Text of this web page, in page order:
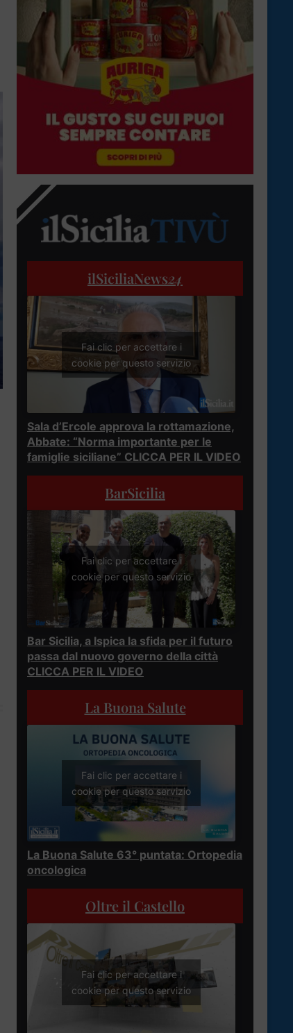
ilSiciliaNews24
Fai clic per accettare i
cookie per questo servizio
Sala d’Ercole approva la rottamazione,
Abbate: “Norma importante per le
famiglie siciliane” CLICCA PER IL VIDEO
BarSicilia
Fai clic per accettare i
cookie per questo servizio
Bar Sicilia, a Ispica la sfida per il futuro
passa dal nuovo governo della città
CLICCA PER IL VIDEO
La Buona Salute
Fai clic per accettare i
cookie per questo servizio
La Buona Salute 63° puntata: Ortopedia
oncologica
Oltre il Castello
Fai clic per accettare i
cookie per questo servizio